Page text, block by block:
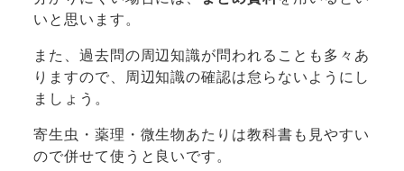
いと思います。
また、過去問の周辺知識が問われることも多々あ
りますので、周辺知識の確認は怠らないようにし
ましょう。
寄生虫・薬理・微生物あたりは教科書も見やすい
ので併せて使うと良いです。